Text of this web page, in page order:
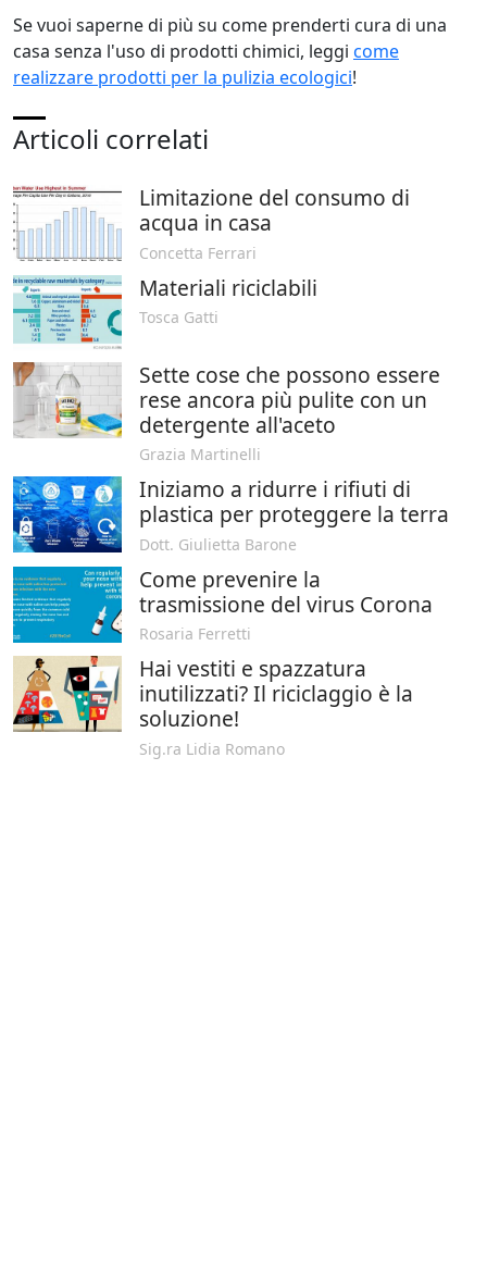
Se vuoi saperne di più su come prenderti cura di una
casa senza l'uso di prodotti chimici, leggi come
realizzare prodotti per la pulizia ecologici!
Articoli correlati
Limitazione del consumo di
acqua in casa
Concetta Ferrari
Materiali riciclabili
Tosca Gatti
Sette cose che possono essere
rese ancora più pulite con un
detergente all'aceto
Grazia Martinelli
Iniziamo a ridurre i rifiuti di
plastica per proteggere la terra
Dott. Giulietta Barone
Come prevenire la
trasmissione del virus Corona
Rosaria Ferretti
Hai vestiti e spazzatura
inutilizzati? Il riciclaggio è la
soluzione!
Sig.ra Lidia Romano